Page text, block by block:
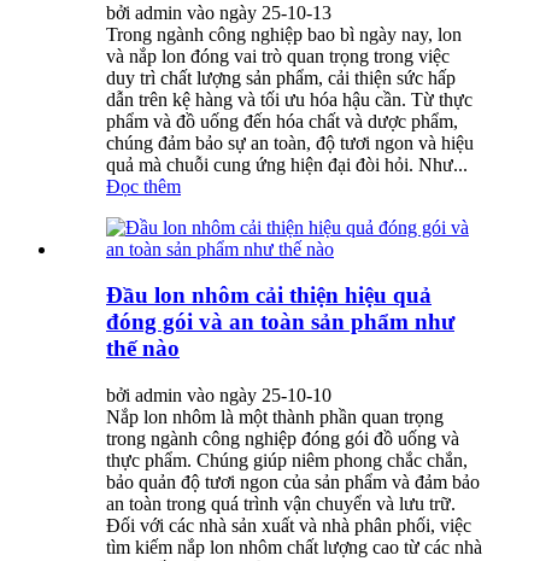
bởi admin vào ngày 25-10-13
Trong ngành công nghiệp bao bì ngày nay, lon
và nắp lon đóng vai trò quan trọng trong việc
duy trì chất lượng sản phẩm, cải thiện sức hấp
dẫn trên kệ hàng và tối ưu hóa hậu cần. Từ thực
phẩm và đồ uống đến hóa chất và dược phẩm,
chúng đảm bảo sự an toàn, độ tươi ngon và hiệu
quả mà chuỗi cung ứng hiện đại đòi hỏi. Như...
Đọc thêm
Đầu lon nhôm cải thiện hiệu quả
đóng gói và an toàn sản phẩm như
thế nào
bởi admin vào ngày 25-10-10
Nắp lon nhôm là một thành phần quan trọng
trong ngành công nghiệp đóng gói đồ uống và
thực phẩm. Chúng giúp niêm phong chắc chắn,
bảo quản độ tươi ngon của sản phẩm và đảm bảo
an toàn trong quá trình vận chuyển và lưu trữ.
Đối với các nhà sản xuất và nhà phân phối, việc
tìm kiếm nắp lon nhôm chất lượng cao từ các nhà